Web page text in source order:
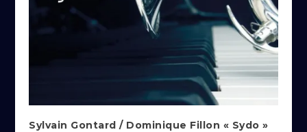
Sylvain Gontard / Dominique Fillon « Sydo »